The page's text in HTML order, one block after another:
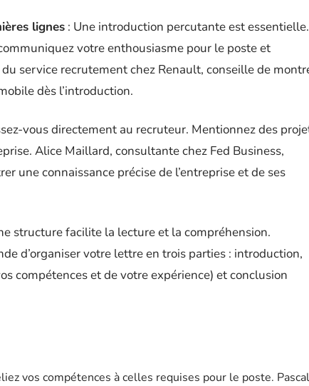
lignes : Une introduction percutante est essentielle.
votre enthousiasme pour le poste et
service recrutement chez Renault, conseille de
dès l’introduction.
vous directement au recruteur. Mentionnez des
Alice Maillard, consultante chez Fed Business,
une connaissance précise de l’entreprise et de ses
structure facilite la lecture et la compréhension.
d’organiser votre lettre en trois parties : introduction,
compétences et de votre expérience) et conclusion
vos compétences à celles requises pour le poste. Pascal